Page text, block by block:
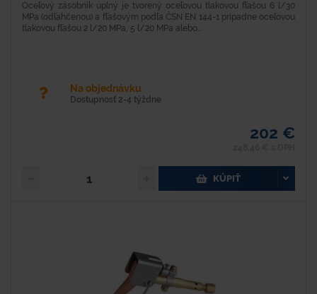
Oceľový zásobník úplný je tvorený oceľovou tlakovou fľašou 6 l/30
MPa (odľahčenou) a fľašovým podľa ČSN EN 144-1 prípadne oceľovou
tlakovou fľašou 2 l/20 MPa, 5 l/20 MPa alebo...
Na objednávku
Dostupnosť 2-4 týždne
202 €
KÚPIŤ